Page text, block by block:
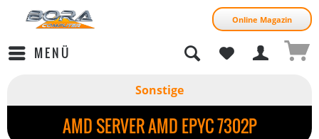
Online Magazin
MENÜ
Sonstige
AMD SERVER AMD EPYC 7302P